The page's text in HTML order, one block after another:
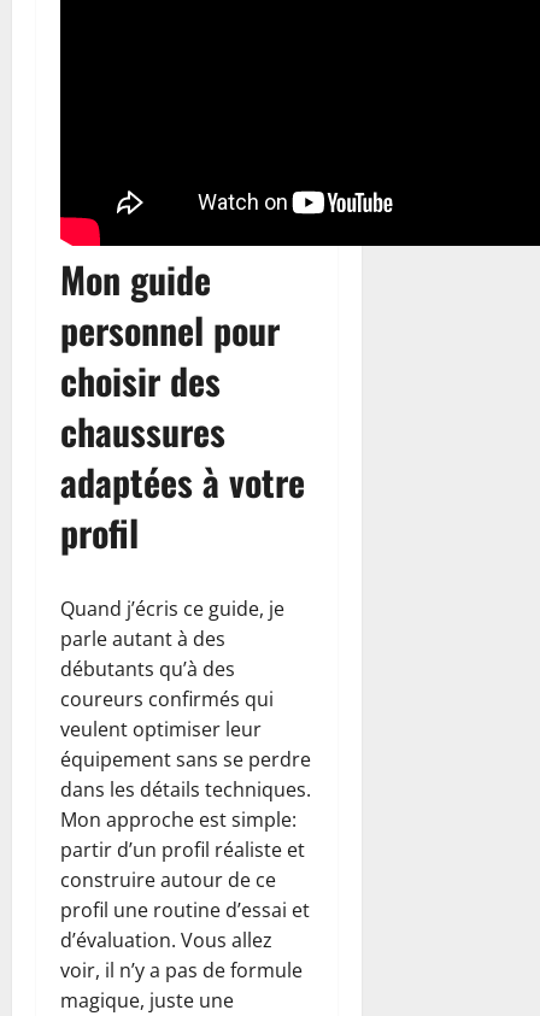
Mon guide
personnel pour
choisir des
chaussures
adaptées à votre
profil
Quand j’écris ce guide, je
parle autant à des
débutants qu’à des
coureurs confirmés qui
veulent optimiser leur
équipement sans se perdre
dans les détails techniques.
Mon approche est simple:
partir d’un profil réaliste et
construire autour de ce
profil une routine d’essai et
d’évaluation. Vous allez
voir, il n’y a pas de formule
magique, juste une